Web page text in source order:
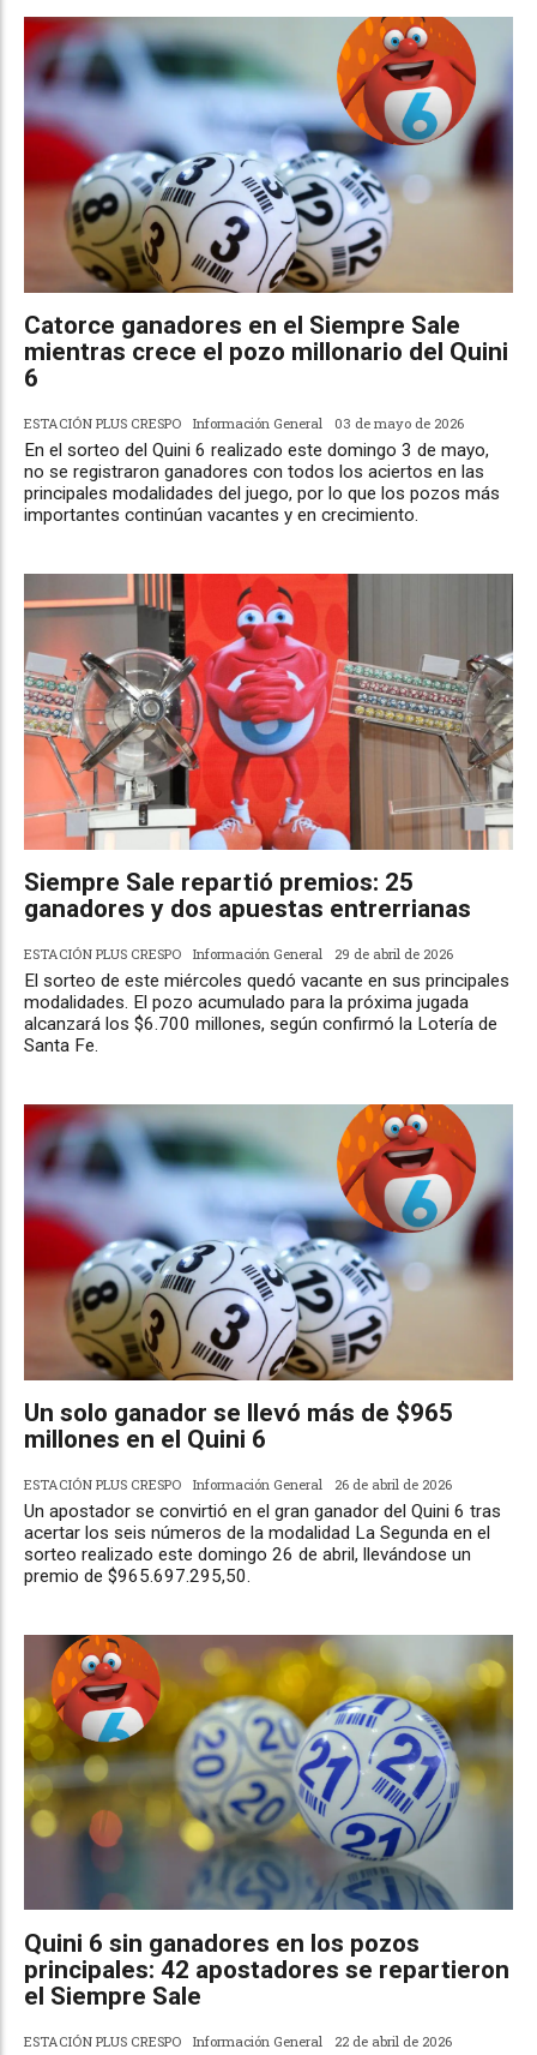
Catorce ganadores en el Siempre Sale
mientras crece el pozo millonario del Quini
6
ESTACIÓN PLUS CRESPO Información General 03 de mayo de 2026
En el sorteo del Quini 6 realizado este domingo 3 de mayo,
no se registraron ganadores con todos los aciertos en las
principales modalidades del juego, por lo que los pozos más
importantes continúan vacantes y en crecimiento.
Siempre Sale repartió premios: 25
ganadores y dos apuestas entrerrianas
ESTACIÓN PLUS CRESPO Información General 29 de abril de 2026
El sorteo de este miércoles quedó vacante en sus principales
modalidades. El pozo acumulado para la próxima jugada
alcanzará los $6.700 millones, según confirmó la Lotería de
Santa Fe.
Un solo ganador se llevó más de $965
millones en el Quini 6
ESTACIÓN PLUS CRESPO Información General 26 de abril de 2026
Un apostador se convirtió en el gran ganador del Quini 6 tras
acertar los seis números de la modalidad La Segunda en el
sorteo realizado este domingo 26 de abril, llevándose un
premio de $965.697.295,50.
Quini 6 sin ganadores en los pozos
principales: 42 apostadores se repartieron
el Siempre Sale
ESTACIÓN PLUS CRESPO Información General 22 de abril de 2026